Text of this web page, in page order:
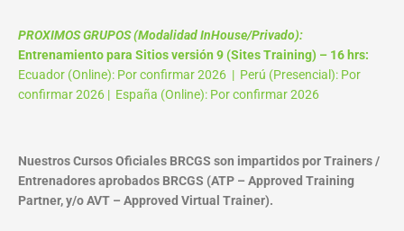
PROXIMOS GRUPOS (Modalidad InHouse/Privado):
Entrenamiento para Sitios versión 9 (Sites Training) – 16 hrs:
Ecuador (Online): Por confirmar 2026 | Perú (Presencial): Por
confirmar 2026 | España (Online): Por confirmar 2026
Nuestros Cursos Oficiales BRCGS son impartidos por Trainers /
Entrenadores aprobados BRCGS (ATP – Approved Training
Partner, y/o AVT – Approved Virtual Trainer).